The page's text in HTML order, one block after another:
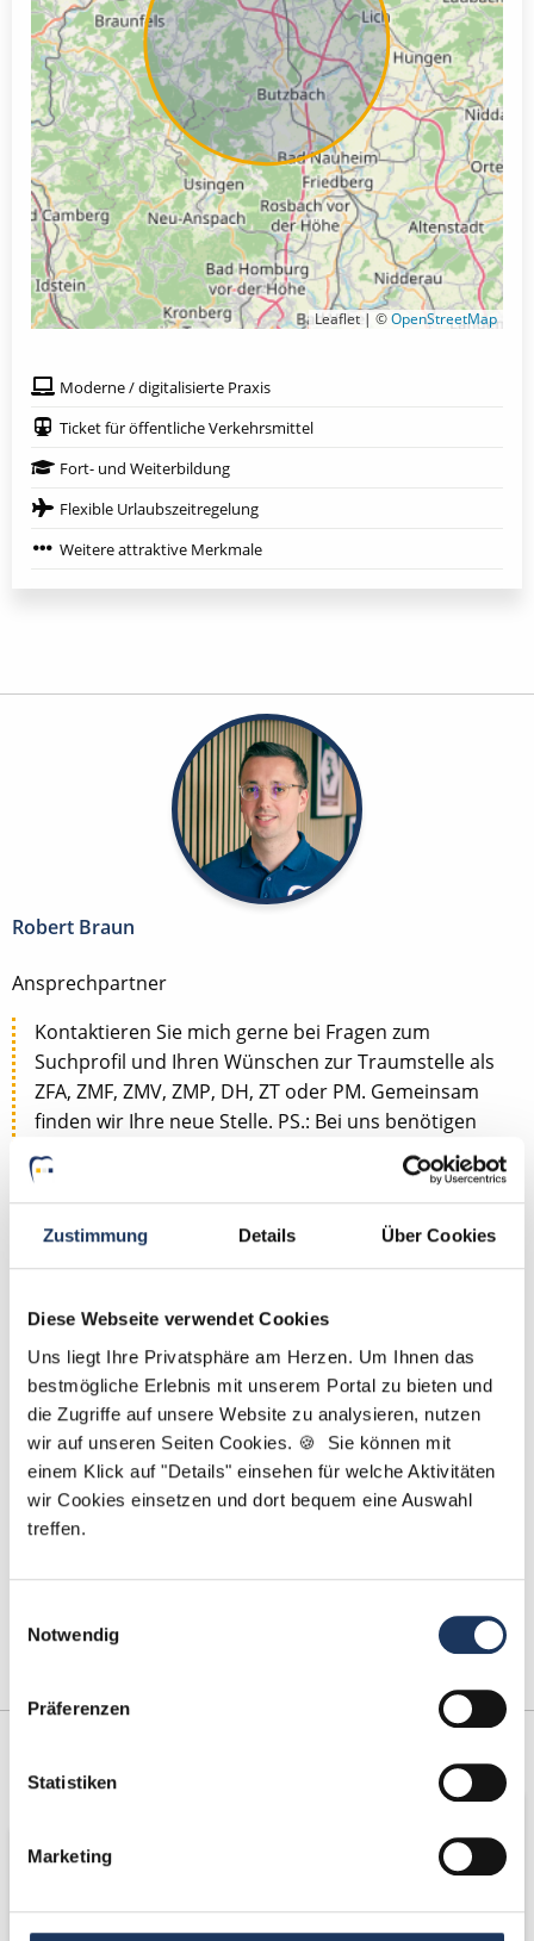
Zustimmung Details Über Cookies
Diese Webseite verwendet Cookies
Uns liegt Ihre Privatsphäre am Herzen. Um Ihnen das
bestmögliche Erlebnis mit unserem Portal zu bieten und
die Zugriffe auf unsere Website zu analysieren, nutzen
wir auf unseren Seiten Cookies. 🍪 Sie können mit
einem Klick auf "Details" einsehen für welche Aktivitäten
wir Cookies einsetzen und dort bequem eine Auswahl
treffen.
Notwendig
Präferenzen
Statistiken
Marketing
Leaflet | ©OpenStreetMap
Moderne / digitalisierte Praxis
Ticket für öffentliche Verkehrsmittel
Fort- und Weiterbildung
Flexible Urlaubszeitregelung
Weitere attraktive Merkmale
Robert Braun
Ansprechpartner
Kontaktieren Sie mich gerne bei Fragen zum
Suchprofil und Ihren Wünschen zur Traumstelle als
ZFA, ZMF, ZMV, ZMP, DH, ZT oder PM. Gemeinsam
finden wir Ihre neue Stelle. PS.: Bei uns benötigen
Sie lediglich einen Lebenslauf und kein Anschreiben.
Jetzt zur kostenlosen Stellenanfrage
Fax: +49 (0) 521 / 911 730 41
bewerbung@dzas.de
Partner